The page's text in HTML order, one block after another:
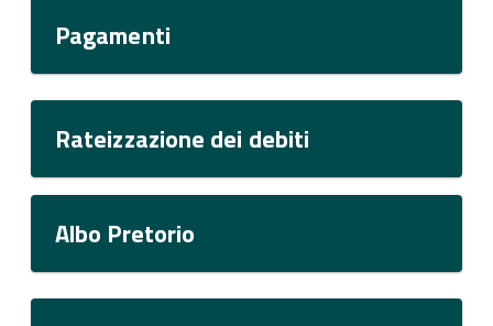
Pagamenti
Rateizzazione dei debiti
Albo Pretorio